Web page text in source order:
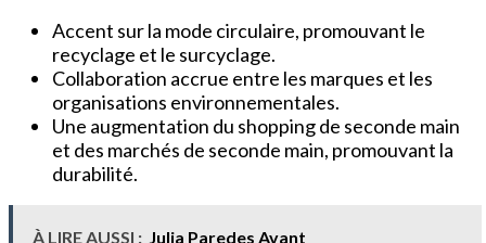
Accent sur la mode circulaire, promouvant le
recyclage et le surcyclage.
Collaboration accrue entre les marques et les
organisations environnementales.
Une augmentation du shopping de seconde main
et des marchés de seconde main, promouvant la
durabilité.
À LIRE AUSSI : Julia Paredes Avant